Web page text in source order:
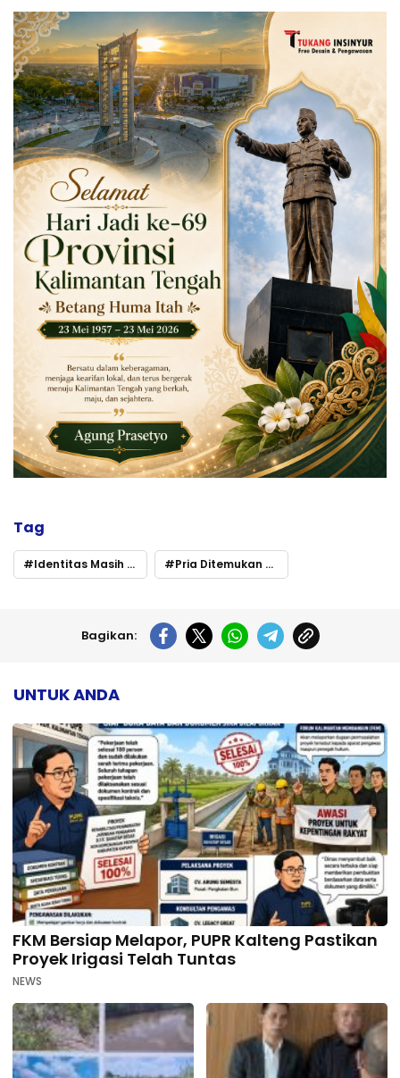
Tag
Identitas Masih Diselidiki Pria Ditemukan Tewas Terjatuh dari Menara Masjid Raya Darussalam Palangka Raya
Bagikan:
UNTUK ANDA
FKM Bersiap Melapor, PUPR Kalteng Pastikan
Proyek Irigasi Telah Tuntas
NEWS